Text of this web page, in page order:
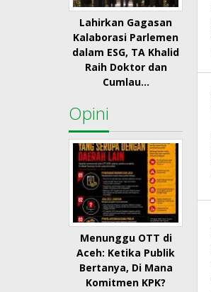
Lahirkan Gagasan
Kalaborasi Parlemen
dalam ESG, TA Khalid
Raih Doktor dan
Cumlau…
Opini
Menunggu OTT di
Aceh: Ketika Publik
Bertanya, Di Mana
Komitmen KPK?